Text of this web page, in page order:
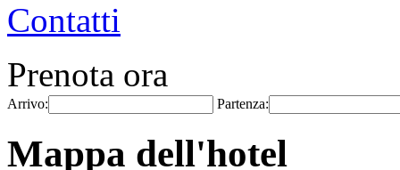
Contatti
Prenota ora
Arrivo: Partenza:
Mappa dell'hotel